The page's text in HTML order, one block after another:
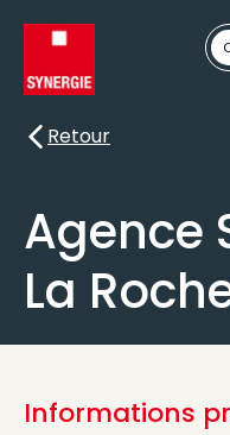
Retour
Retour
Agence
La
Informations